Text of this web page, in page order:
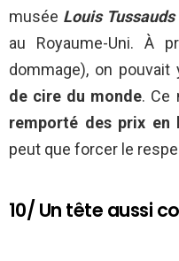
musée Louis
au Royaume-Uni. À
dommage), on pouvait
de cire du monde. Ce
remporté des prix en
peut que forcer le
10/ Un tête aussi